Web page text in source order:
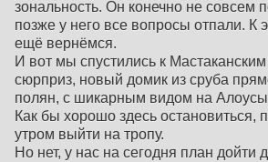
зональность. Он конечно не совсем
позже у него все вопросы отпали. К
ещё вернёмся.
И вот мы спустились к
сюрприз, новый домик из сруба
полян, с шикарным видом на
Как бы хорошо здесь остановиться,
утром выйти на тропу.
Но нет, у нас на сегодня план дойти